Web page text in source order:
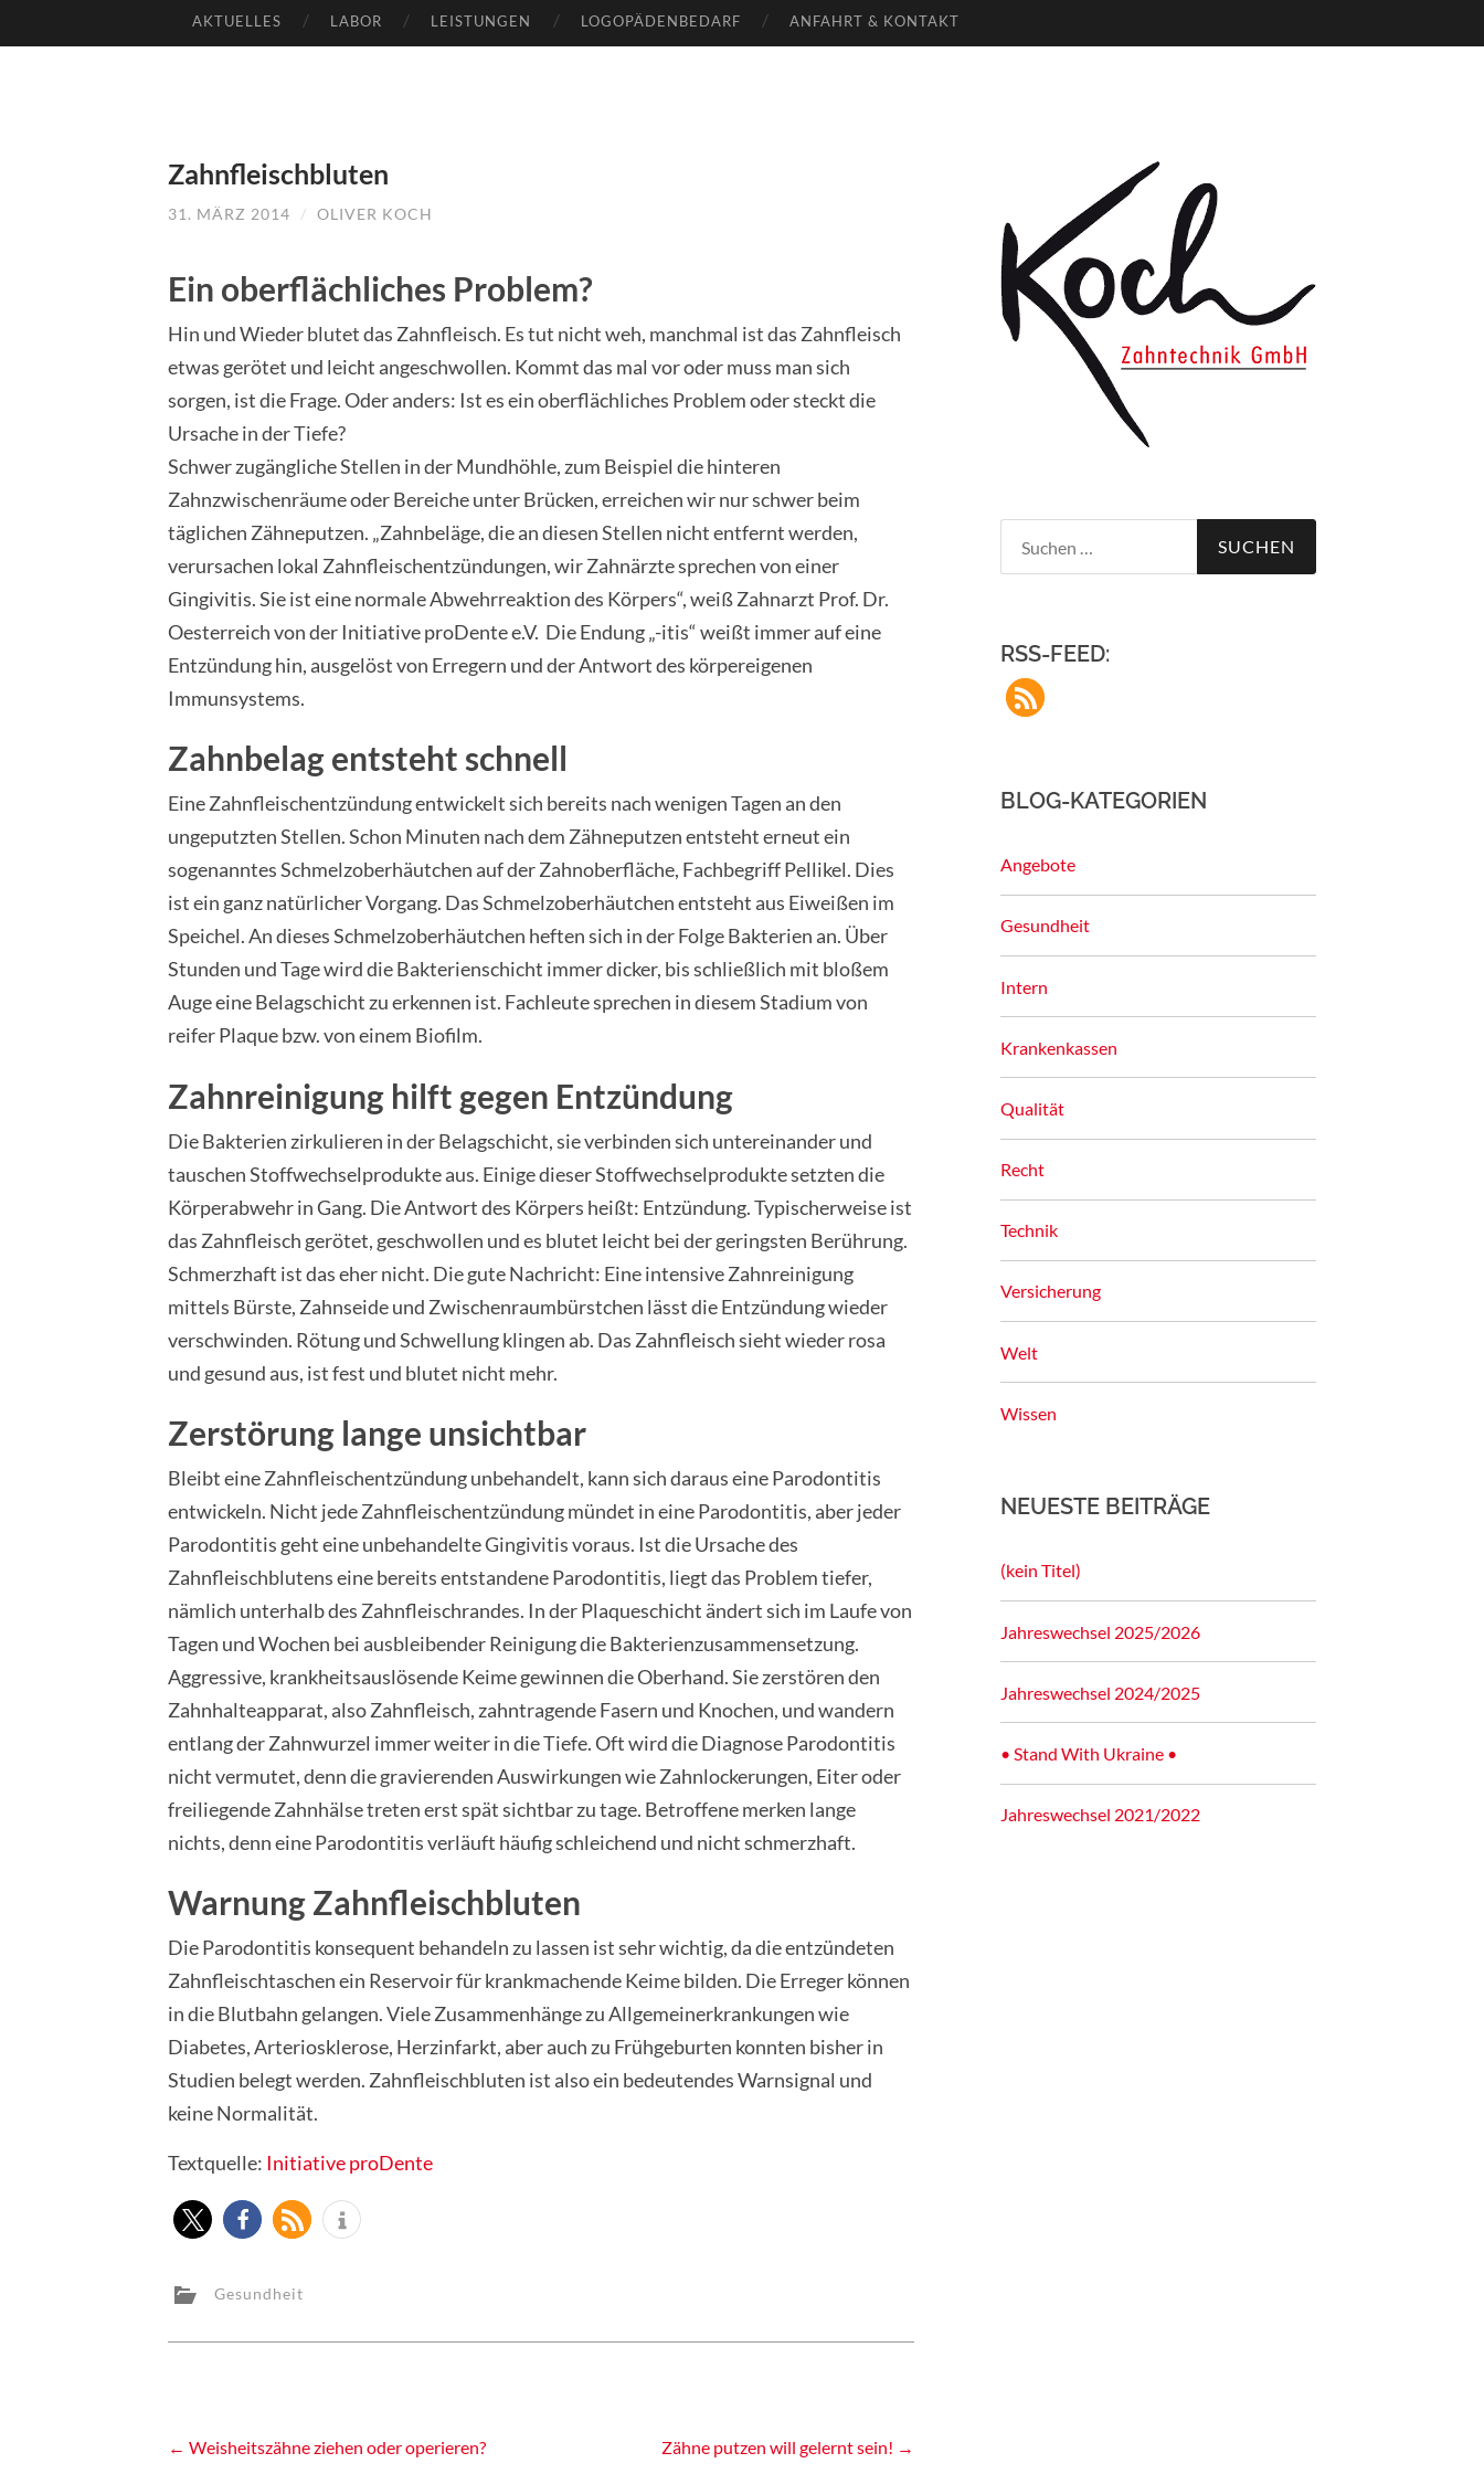
TO
AKTUELLES LABOR LEISTUNGEN LOGOPÄDENBEDARF ANFAHRT & KONTAKT
Zahnfleischbluten
31. MÄRZ 2014 / OLIVER KOCH
Ein oberflächliches Problem?
Hin und Wieder blutet das Zahnfleisch. Es tut nicht weh, manchmal ist das Zahnfleisch
etwas gerötet und leicht angeschwollen. Kommt das mal vor oder muss man sich
sorgen, ist die Frage. Oder anders: Ist es ein oberflächliches Problem oder steckt die
Ursache in der Tiefe?
Schwer zugängliche Stellen in der Mundhöhle, zum Beispiel die hinteren
Zahnzwischenräume oder Bereiche unter Brücken, erreichen wir nur schwer beim
täglichen Zähneputzen. „Zahnbeläge, die an diesen Stellen nicht entfernt werden,
verursachen lokal Zahnfleischentzündungen, wir Zahnärzte sprechen von einer
Gingivitis. Sie ist eine normale Abwehrreaktion des Körpers“, weiß Zahnarzt Prof. Dr.
Oesterreich von der Initiative proDente e.V. Die Endung „-itis“ weißt immer auf eine
Entzündung hin, ausgelöst von Erregern und der Antwort des körpereigenen
Immunsystems.
Zahnbelag entsteht schnell
Eine Zahnfleischentzündung entwickelt sich bereits nach wenigen Tagen an den
ungeputzten Stellen. Schon Minuten nach dem Zähneputzen entsteht erneut ein
sogenanntes Schmelzoberhäutchen auf der Zahnoberfläche, Fachbegriff Pellikel. Dies
ist ein ganz natürlicher Vorgang. Das Schmelzoberhäutchen entsteht aus Eiweißen im
Speichel. An dieses Schmelzoberhäutchen heften sich in der Folge Bakterien an. Über
Stunden und Tage wird die Bakterienschicht immer dicker, bis schließlich mit bloßem
Auge eine Belagschicht zu erkennen ist. Fachleute sprechen in diesem Stadium von
reifer Plaque bzw. von einem Biofilm.
Zahnreinigung hilft gegen Entzündung
Die Bakterien zirkulieren in der Belagschicht, sie verbinden sich untereinander und
tauschen Stoffwechselprodukte aus. Einige dieser Stoffwechselprodukte setzten die
Körperabwehr in Gang. Die Antwort des Körpers heißt: Entzündung. Typischerweise ist
das Zahnfleisch gerötet, geschwollen und es blutet leicht bei der geringsten Berührung.
Schmerzhaft ist das eher nicht. Die gute Nachricht: Eine intensive Zahnreinigung
mittels Bürste, Zahnseide und Zwischenraumbürstchen lässt die Entzündung wieder
verschwinden. Rötung und Schwellung klingen ab. Das Zahnfleisch sieht wieder rosa
und gesund aus, ist fest und blutet nicht mehr.
Zerstörung lange unsichtbar
Bleibt eine Zahnfleischentzündung unbehandelt, kann sich daraus eine Parodontitis
entwickeln. Nicht jede Zahnfleischentzündung mündet in eine Parodontitis, aber jeder
Parodontitis geht eine unbehandelte Gingivitis voraus. Ist die Ursache des
Zahnfleischblutens eine bereits entstandene Parodontitis, liegt das Problem tiefer,
nämlich unterhalb des Zahnfleischrandes. In der Plaqueschicht ändert sich im Laufe von
Tagen und Wochen bei ausbleibender Reinigung die Bakterienzusammensetzung.
Aggressive, krankheitsauslösende Keime gewinnen die Oberhand. Sie zerstören den
Zahnhalteapparat, also Zahnfleisch, zahntragende Fasern und Knochen, und wandern
entlang der Zahnwurzel immer weiter in die Tiefe. Oft wird die Diagnose Parodontitis
nicht vermutet, denn die gravierenden Auswirkungen wie Zahnlockerungen, Eiter oder
freiliegende Zahnhälse treten erst spät sichtbar zu tage. Betroffene merken lange
nichts, denn eine Parodontitis verläuft häufig schleichend und nicht schmerzhaft.
Warnung Zahnfleischbluten
Die Parodontitis konsequent behandeln zu lassen ist sehr wichtig, da die entzündeten
Zahnfleischtaschen ein Reservoir für krankmachende Keime bilden. Die Erreger können
in die Blutbahn gelangen. Viele Zusammenhänge zu Allgemeinerkrankungen wie
Diabetes, Arteriosklerose, Herzinfarkt, aber auch zu Frühgeburten konnten bisher in
Studien belegt werden. Zahnfleischbluten ist also ein bedeutendes Warnsignal und
keine Normalität.
Textquelle: Initiative proDente
Gesundheit
Post
← Weisheitszähne ziehen oder operieren? Zähne putzen will gelernt sein! →
RSS-FEED:
BLOG-KATEGORIEN
Angebote
Gesundheit
Intern
Krankenkassen
Qualität
Recht
Technik
Versicherung
Welt
Wissen
NEUESTE BEITRÄGE
(kein Titel)
Jahreswechsel 2025/2026
Jahreswechsel 2024/2025
• Stand With Ukraine •
Jahreswechsel 2021/2022